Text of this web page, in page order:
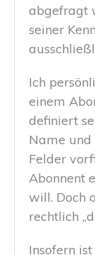
abgefragt
seiner
Ich
einem
definiert
Name und
Felder
Abonnent
will. Doch
rechtlich
Insofern